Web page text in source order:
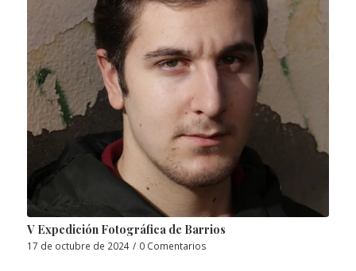
V Expedición Fotográfica de Barrios
17 de octubre de 2024 / 0 Comentarios